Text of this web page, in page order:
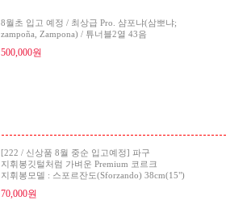
8월초 입고 예정 / 최상급 Pro. 샴포냐(삼뽀냐;
zampoña, Zampona) / 튜너블2열 43음
500,000원
[222 / 신상품 8월 중순 입고예정] 파구
지휘봉깃털처럼 가벼운 Premium 코르크
지휘봉모델 : 스포르잔도(Sforzando) 38cm(15")
70,000원